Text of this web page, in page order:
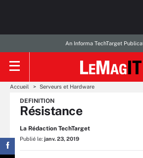
An Informa TechTarget
Accueil Serveurs et Hardware
DEFINITION
Résistance
La Rédaction TechTarget
Publié le: janv. 23, 2019